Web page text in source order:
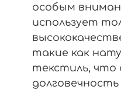
особым
использует
такие как
текстиль, что